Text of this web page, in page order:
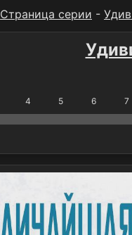
Страница серии -
4 5 6 7